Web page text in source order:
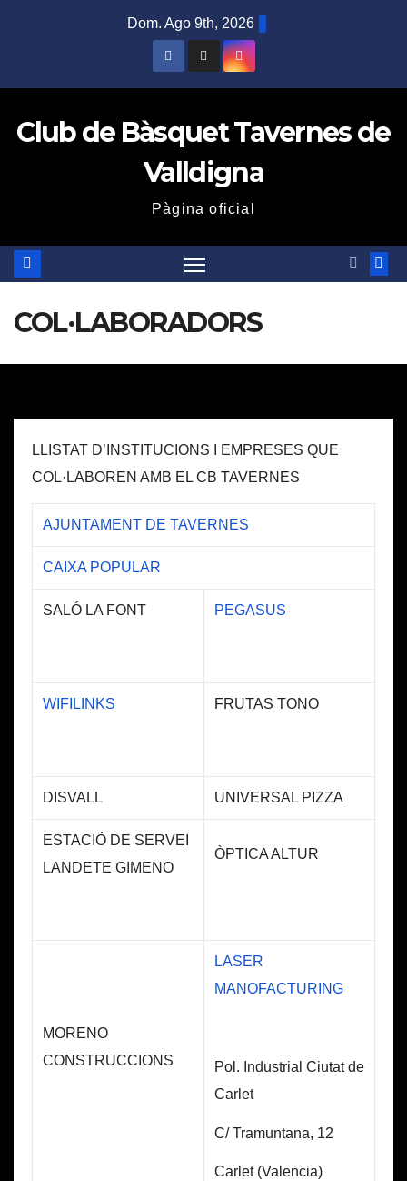
Dom. Ago 9th, 2026
Club de Bàsquet Tavernes de
Valldigna
Pàgina oficial
COL·LABORADORS
LLISTAT D’INSTITUCIONS I EMPRESES QUE
COL·LABOREN AMB EL CB TAVERNES
AJUNTAMENT DE TAVERNES
CAIXA POPULAR
SALÓ LA FONT PEGASUS
WIFILINKS FRUTAS TONO
DISVALL UNIVERSAL PIZZA
ESTACIÓ DE SERVEI
LANDETE GIMENO
ÒPTICA ALTUR
MORENO
CONSTRUCCIONS
LASER
MANOFACTURING
Pol. Industrial Ciutat de
Carlet
C/ Tramuntana, 12
Carlet (Valencia)